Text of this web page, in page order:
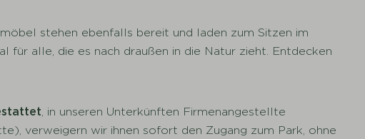
stehen ebenfalls bereit und laden zum Sitzen im
für alle, die es nach draußen in die Natur zieht. Entdecken
, in unseren Unterkünften Firmenangestellte
verweigern wir ihnen sofort den Zugang zum Park, ohne